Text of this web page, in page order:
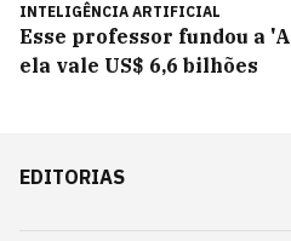
INTELIGÊNCIA ARTIFICIAL
Esse professor fundou a
ela vale US$ 6,6 bilhões
EDITORIAS